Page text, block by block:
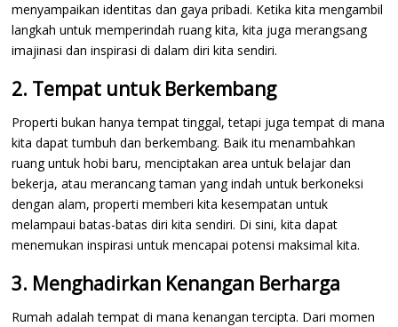
menyampaikan identitas dan gaya pribadi. Ketika kita mengambil
langkah untuk memperindah ruang kita, kita juga merangsang
imajinasi dan inspirasi di dalam diri kita sendiri.
2. Tempat untuk Berkembang
Properti bukan hanya tempat tinggal, tetapi juga tempat di mana
kita dapat tumbuh dan berkembang. Baik itu menambahkan
ruang untuk hobi baru, menciptakan area untuk belajar dan
bekerja, atau merancang taman yang indah untuk berkoneksi
dengan alam, properti memberi kita kesempatan untuk
melampaui batas-batas diri kita sendiri. Di sini, kita dapat
menemukan inspirasi untuk mencapai potensi maksimal kita.
3. Menghadirkan Kenangan Berharga
Rumah adalah tempat di mana kenangan tercipta. Dari momen